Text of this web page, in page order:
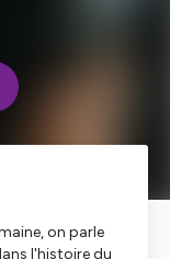
on parle
l'histoire du